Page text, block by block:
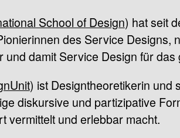
School of Design) hat seit
des Service
und damit Service Design für
) ist Designtheoretikerin und
diskursive und partizipative
vermittelt und erlebbar macht.